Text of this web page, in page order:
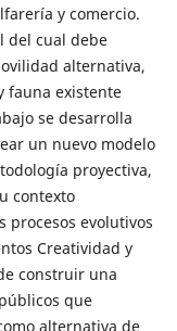
y comercio.
del cual debe
alternativa,
fauna existente
se desarrolla
un nuevo modelo
proyectiva,
contexto
procesos evolutivos
Creatividad y
construir una
que
alternativa de